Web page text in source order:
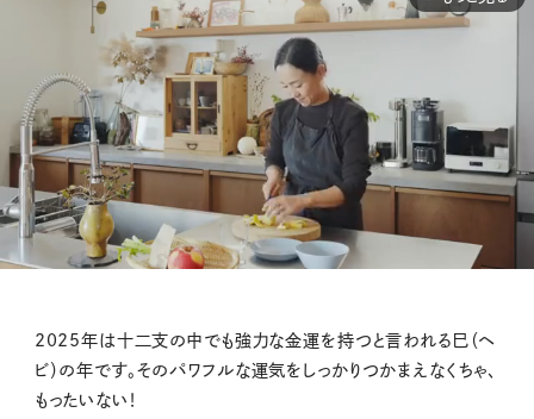
M
t
2025年は十二支の中でも強力な金運を持つと言われる巳（ヘ
ビ）の年です。そのパワフルな運気をしっかりつかまえなくちゃ、
もったいない！